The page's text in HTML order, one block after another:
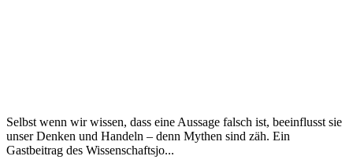
Selbst wenn wir wissen, dass eine Aussage falsch ist, beeinflusst sie
unser Denken und Handeln – denn Mythen sind zäh. Ein
Gastbeitrag des Wissenschaftsjo...